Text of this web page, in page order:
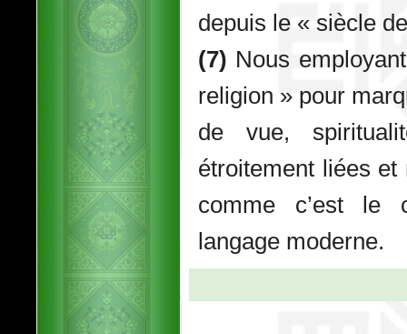
depuis le « siècle
(7) Nous
religion » pour
de vue,
étroitement liées et
comme c’est le
langage moderne.